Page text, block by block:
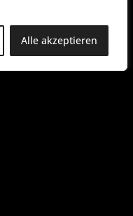
Alle akzeptieren